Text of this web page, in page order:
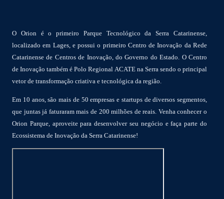
O Orion é o primeiro Parque Tecnológico da Serra Catarinense,
localizado em Lages, e possui o primeiro Centro de Inovação da Rede
Catarinense de Centros de Inovação, do Governo do Estado. O Centro
de Inovação também é Polo Regional ACATE na Serra sendo o principal
vetor de transformação criativa e tecnológica da região.
Em 10 anos, são mais de 50 empresas e startups de diversos segmentos,
que juntas já faturaram mais de 200 milhões de reais. Venha conhecer o
Orion Parque, aproveite para desenvolver seu negócio e faça parte do
Ecossistema de Inovação da Serra Catarinense!